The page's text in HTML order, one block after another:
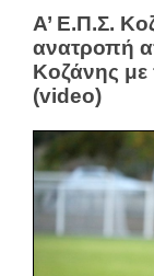
Α’ Ε.Π.Σ.
ανατροπή
Κοζάνης με
(video)